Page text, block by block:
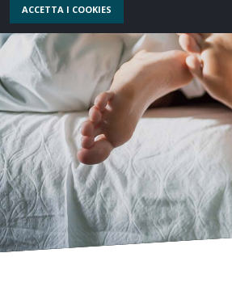
Disturbi di ansia e attacchi di
EMDR
Sessuologia clinica e terapia
Trattamento psicoterapeutico
adolescenti
Dove Sono & Contatti
ACCETTA I COOKIES